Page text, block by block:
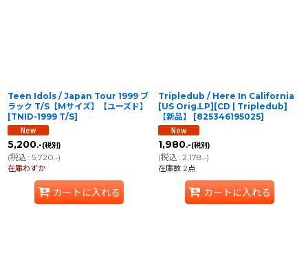
Teen Idols / Japan Tour 1999 ブ
ラック T/S【Mサイズ】【ユーズド】
[TNID-1999 T/S]
5,200.-(税別)
(税込: 5,720.-)
在庫わずか
カートに入れる
Tripledub / Here In California
[US Orig.LP][CD | Tripledub]
【新品】
[825346195025]
1,980.-(税別)
(税込: 2,178.-)
在庫数 2点
カートに入れる